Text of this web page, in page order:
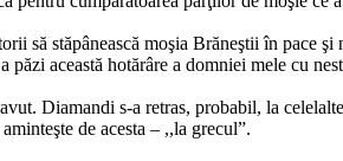
stăpânească moşia Brăneştii în pace şi
această hotărâre a domniei mele cu
Diamandi s-a retras, probabil, la
de acesta – ,,la grecul”.